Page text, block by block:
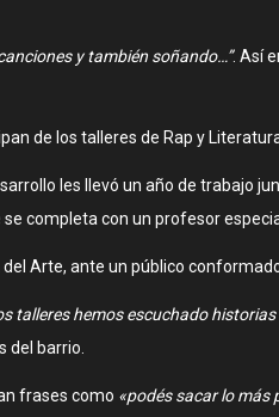
y también soñando…”. Así
de los talleres de Rap y
les llevó un año de trabajo
completa con un profesor
Arte, ante un público
talleres hemos escuchado
del barrio.
frases como «podés sacar lo